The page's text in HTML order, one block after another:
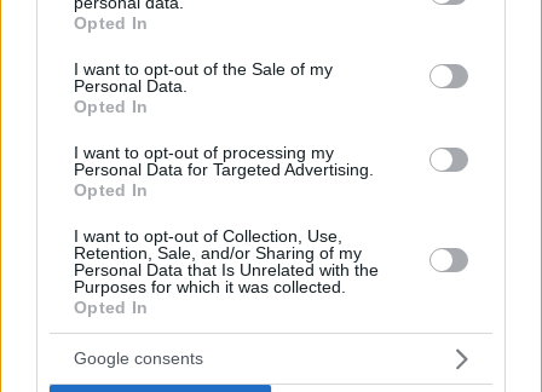
grant or deny consent to Google and its third-party tags to
use your data for below specified purposes in below Google
consent section.
Opted In
I want to opt-out of the Sale of my
Personal Data.
Opted In
I want to opt-out of processing my
Personal Data for Targeted Advertising.
Opted In
I want to opt-out of Collection, Use,
Retention, Sale, and/or Sharing of my
Personal Data that Is Unrelated with the
Purposes for which it was collected.
Opted In
Google consents
συνδέθηκε με 50% λιγότερους θανάτους – Το
παράδειγμα της Ισπανίας
07.08.2026, 18:31